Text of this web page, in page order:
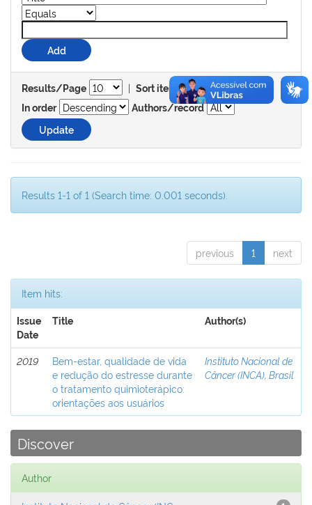
Results/Page | Sort items by
In order
Authors/record
Results 1-1 of 1 (Search time: 0.001 seconds).
previous 1 next
Item hits:
Issue
Date
Title Author(s)
2019
Bem-estar, qualidade de vida
e redução do estresse durante
o tratamento quimioterápico:
orientações aos usuários
Instituto Nacional de
Câncer (INCA), Brasil
Discover
Author